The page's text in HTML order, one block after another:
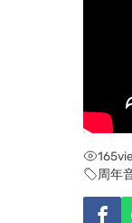
165
周年